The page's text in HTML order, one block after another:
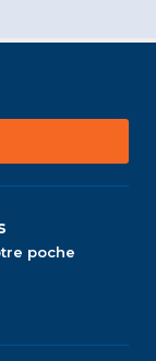
poche